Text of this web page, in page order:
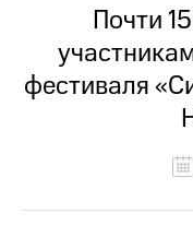
История
компании
Руководство
информация
Пресс-
релизы
МТС
о
Почти
фестиваля